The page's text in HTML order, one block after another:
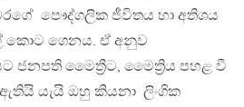
පෞද්ගලික ජීවිතය හා අතිශය
කොට ගෙනය. ඒ අනුව
ජනපති මෛත්‍රීට, මෛත්‍රිය පහළ වී
යැයි ඔහු කියනා ලිංගික